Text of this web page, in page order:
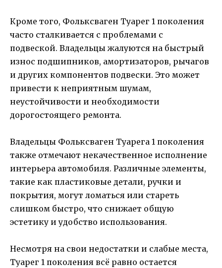
Кроме того, Фольксваген Туарег 1 поколения
часто сталкивается с проблемами с
подвеской. Владельцы жалуются на быстрый
износ подшипников, амортизаторов, рычагов
и других компонентов подвески. Это может
привести к неприятным шумам,
неустойчивости и необходимости
дорогостоящего ремонта.
Владельцы Фольксваген Туарега 1 поколения
также отмечают некачественное исполнение
интерьера автомобиля. Различные элементы,
такие как пластиковые детали, ручки и
покрытия, могут ломаться или стареть
слишком быстро, что снижает общую
эстетику и удобство использования.
Несмотря на свои недостатки и слабые места,
Туарег 1 поколения всё равно остается